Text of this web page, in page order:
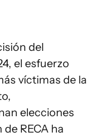
del
el esfuerzo
víctimas de la
elecciones
RECA ha